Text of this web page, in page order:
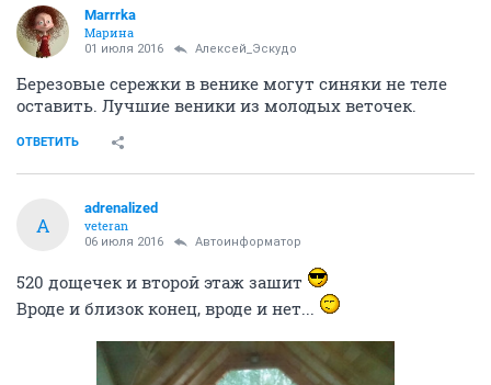
Marrrka
Марина
01 июля 2016 Алексей_Эскудо
Березовые сережки в венике могут синяки не теле
оставить. Лучшие веники из молодых веточек.
ОТВЕТИТЬ
A
adrenalized
veteran
06 июля 2016 Автоинформатор
520 дощечек и второй этаж зашит
Вроде и близок конец, вроде и нет...